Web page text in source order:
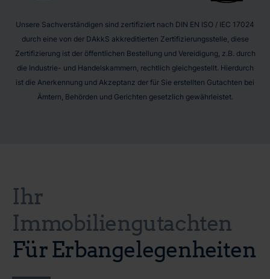
Unsere Sachverständigen sind zertifiziert nach DIN EN ISO / IEC 17024
durch eine von der DAkkS akkreditierten Zertifizierungsstelle, diese
Zertifizierung ist der öffentlichen Bestellung und Vereidigung, z.B. durch
die Industrie- und Handelskammern, rechtlich gleichgestellt. Hierdurch
ist die Anerkennung und Akzeptanz der für Sie erstellten Gutachten bei
Ämtern, Behörden und Gerichten gesetzlich gewährleistet.
Ihr
Immobiliengutachten
Für Erbangelegenheiten